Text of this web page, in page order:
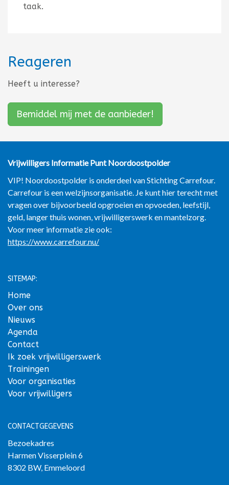
taak.
Reageren
Heeft u interesse?
Bemiddel mij met de aanbieder!
Vrijwilligers Informatie PuntNoordoostpolder
VIP! Noordoostpolder is onderdeel van Stichting Carrefour.
Carrefour is een welzijnsorganisatie. Je kunt hier terecht met
vragen over bijvoorbeeld opgroeien en opvoeden, leefstijl,
geld, langer thuis wonen, vrijwilligerswerk en mantelzorg.
Voor meer informatie zie ook:
https://www.carrefour.nu/
SITEMAP:
Home
Over ons
Nieuws
Agenda
Contact
Ik zoek vrijwilligerswerk
Trainingen
Voor organisaties
Voor vrijwilligers
CONTACTGEGEVENS
Bezoekadres
Harmen Visserplein 6
8302 BW, Emmeloord